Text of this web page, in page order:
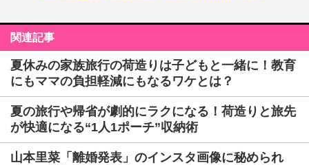
関連記事
夏休みの家族旅行の荷造りは子どもと一緒に！教育
にもママの負担軽減にもなるワケとは？
夏の旅行や帰省が劇的にラクになる！荷造りと旅先
が快適になる“1人1ポーチ”収納術
山本里菜「離婚発表」のインスタ画像に秘められ